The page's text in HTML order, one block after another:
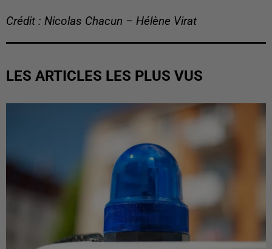
Crédit : Nicolas Chacun – Hélène Virat
LES ARTICLES LES PLUS VUS